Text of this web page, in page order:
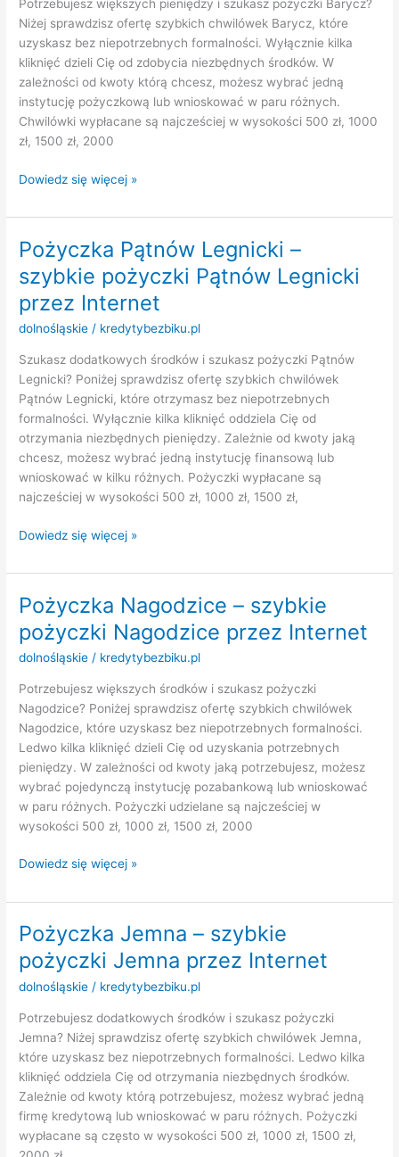
przez
Internet
Potrzebujesz większych pieniędzy i szukasz pożyczki Barycz?
Niżej sprawdzisz ofertę szybkich chwilówek Barycz, które
uzyskasz bez niepotrzebnych formalności. Wyłącznie kilka
kliknięć dzieli Cię od zdobycia niezbędnych środków. W
zależności od kwoty którą chcesz, możesz wybrać jedną
instytucję pożyczkową lub wnioskować w paru różnych.
Chwilówki wypłacane są najcześciej w wysokości 500 zł, 1000
zł, 1500 zł, 2000
Pożyczka
–
pożyczki
Barycz
przez
Internet
Dowiedz się więcej »
Pożyczka Pątnów Legnicki –
szybkie pożyczki Pątnów Legnicki
przez Internet
dolnośląskie / kredytybezbiku.pl
Szukasz dodatkowych środków i szukasz pożyczki Pątnów
Legnicki? Poniżej sprawdzisz ofertę szybkich chwilówek
Pątnów Legnicki, które otrzymasz bez niepotrzebnych
formalności. Wyłącznie kilka kliknięć oddziela Cię od
otrzymania niezbędnych pieniędzy. Zależnie od kwoty jaką
chcesz, możesz wybrać jedną instytucję finansową lub
wnioskować w kilku różnych. Pożyczki wypłacane są
najcześciej w wysokości 500 zł, 1000 zł, 1500 zł,
Pożyczka
Legnicki
szybkie
pożyczki
Pątnów
przez
Internet
Dowiedz się więcej »
Pożyczka Nagodzice – szybkie
pożyczki Nagodzice przez Internet
dolnośląskie / kredytybezbiku.pl
Potrzebujesz większych środków i szukasz pożyczki
Nagodzice? Poniżej sprawdzisz ofertę szybkich chwilówek
Nagodzice, które uzyskasz bez niepotrzebnych formalności.
Ledwo kilka kliknięć dzieli Cię od uzyskania potrzebnych
pieniędzy. W zależności od kwoty jaką potrzebujesz, możesz
wybrać pojedynczą instytucję pozabankową lub wnioskować
w paru różnych. Pożyczki udzielane są najcześciej w
wysokości 500 zł, 1000 zł, 1500 zł, 2000
Pożyczka
–
szybkie
pożyczki
Nagodzice
przez
Dowiedz się więcej »
Pożyczka Jemna – szybkie
pożyczki Jemna przez Internet
dolnośląskie / kredytybezbiku.pl
Potrzebujesz dodatkowych środków i szukasz pożyczki
Jemna? Niżej sprawdzisz ofertę szybkich chwilówek Jemna,
które uzyskasz bez niepotrzebnych formalności. Ledwo kilka
kliknięć oddziela Cię od otrzymania niezbędnych środków.
Zależnie od kwoty którą potrzebujesz, możesz wybrać jedną
firmę kredytową lub wnioskować w paru różnych. Pożyczki
wypłacane są często w wysokości 500 zł, 1000 zł, 1500 zł,